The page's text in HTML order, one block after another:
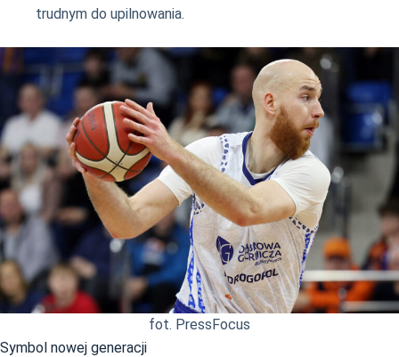
trudnym do upilnowania.
fot. PressFocus
Symbol nowej generacji